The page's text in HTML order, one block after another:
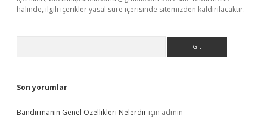
halinde, ilgili içerikler yasal süre içerisinde sitemizden kaldırılacaktır.
Son yorumlar
Bandırmanın Genel Özellikleri Nelerdir için admin